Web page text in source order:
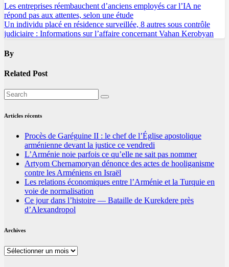
Navigation
de
l’article
Les entreprises réembauchent d’anciens employés car l’IA ne
répond pas aux attentes, selon une étude
Un individu placé en résidence surveillée, 8 autres sous contrôle
judiciaire : Informations sur l’affaire concernant Vahan Kerobyan
By
Related Post
Articles récents
Procès de Garéguine II : le chef de l’Église apostolique
arménienne devant la justice ce vendredi
L’Arménie noie parfois ce qu’elle ne sait pas nommer
Artyom Chernamoryan dénonce des actes de hooliganisme
contre les Arméniens en Israël
Les relations économiques entre l’Arménie et la Turquie en
voie de normalisation
Ce jour dans l’histoire — Bataille de Kurekdere près
d’Alexandropol
Archives
Archives